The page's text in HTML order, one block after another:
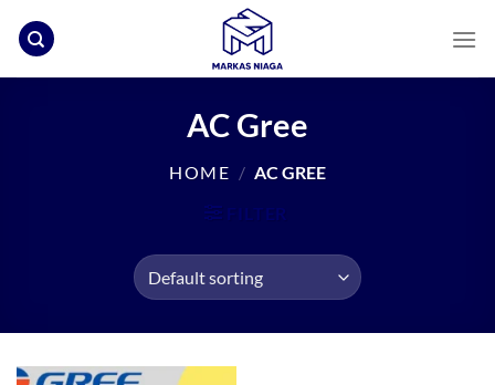
to
AC Gree
HOME / AC GREE
FILTER